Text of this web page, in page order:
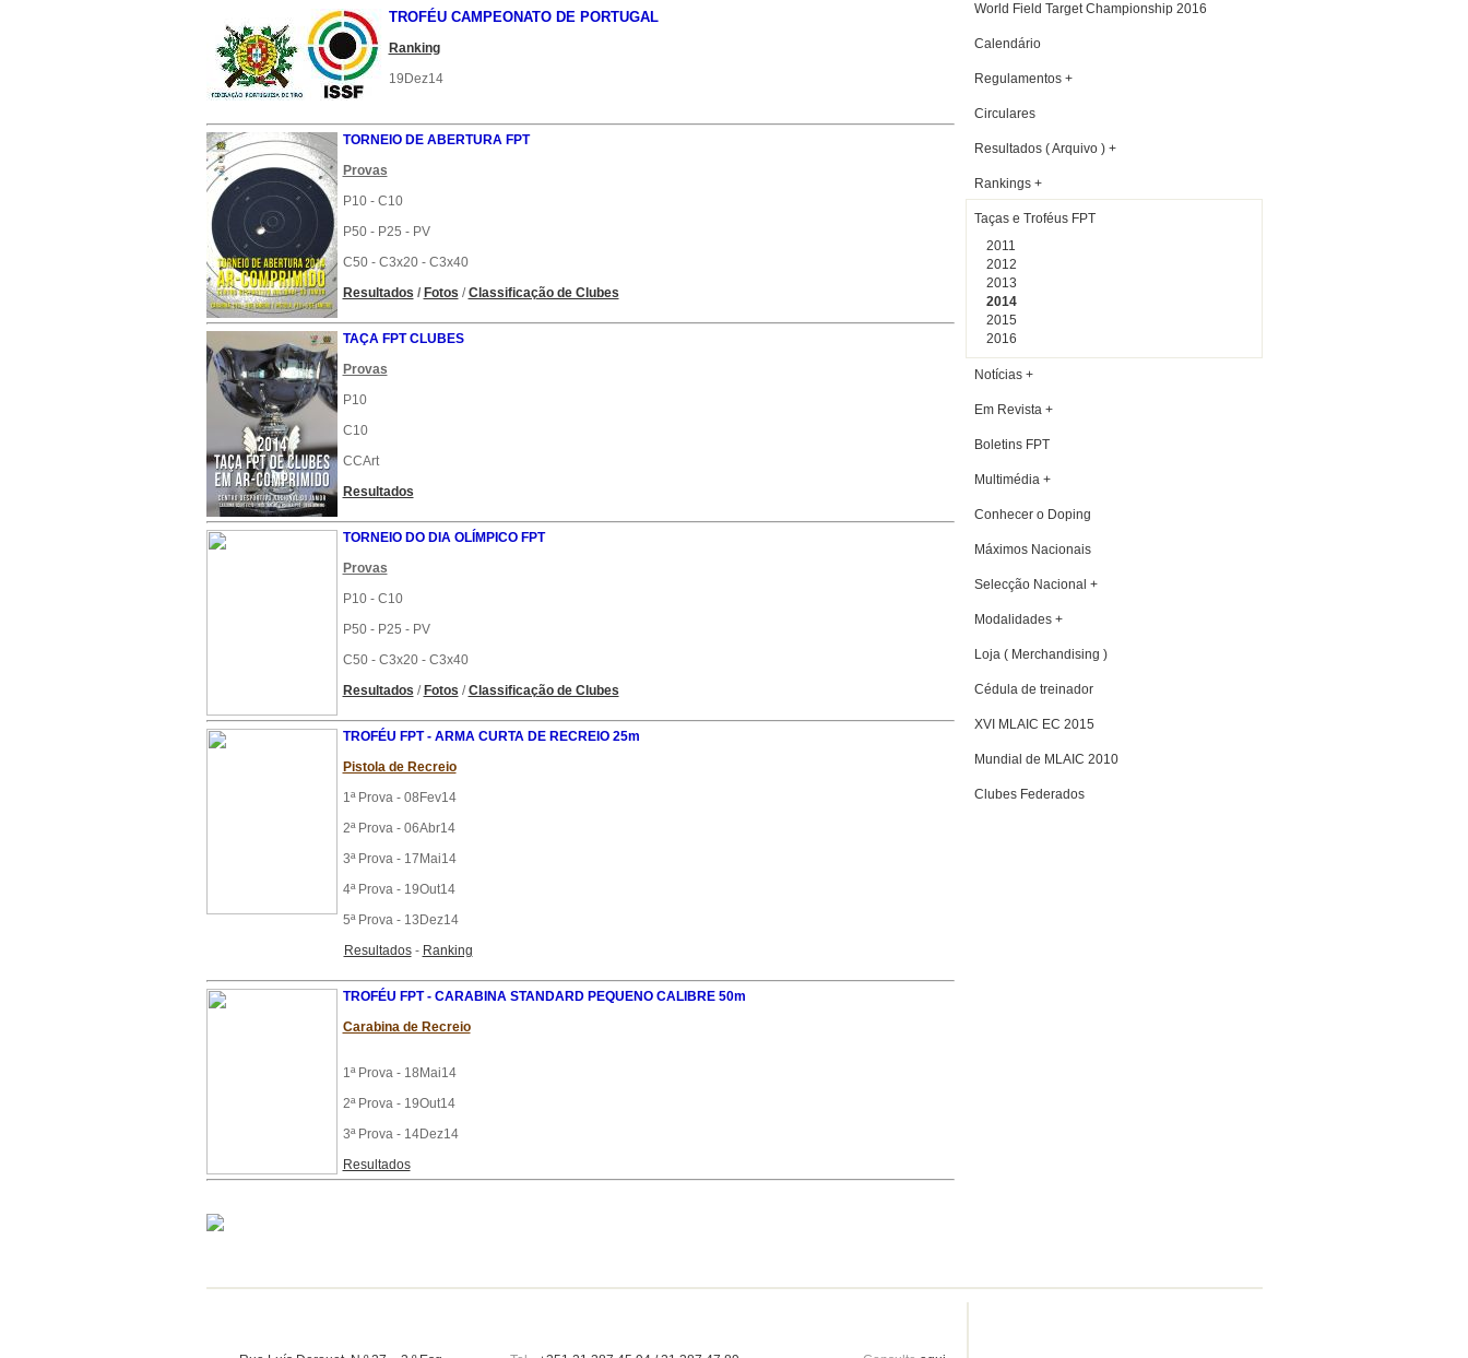
TROFÉU CAMPEONATO DE PORTUGAL
Ranking
19Dez14
TORNEIO DE ABERTURA FPT
Provas
P10 - C10
P50 - P25 - PV
C50 - C3x20 - C3x40
Resultados / Fotos /Classificação de Clubes
TAÇA FPT CLUBES
Provas
P10
C10
CCArt
Resultados
TORNEIO DO DIA OLÍMPICO FPT
Provas
P10 - C10
P50 - P25 - PV
C50 - C3x20 - C3x40
Resultados / Fotos /Classificação de Clubes
TROFÉU FPT - ARMA CURTA DE RECREIO 25m
Pistola de Recreio
1ª Prova - 08Fev14
2ª Prova - 06Abr14
3ª Prova - 17Mai14
4ª Prova - 19Out14
5ª Prova - 13Dez14
Resultados- Ranking
TROFÉU FPT - CARABINA STANDARD PEQUENO CALIBRE 50m
Carabina de Recreio
1ª Prova - 18Mai14
2ª Prova - 19Out14
3ª Prova - 14Dez14
Resultados
World Field Target Championship 2016
Calendário
Regulamentos +
Circulares
Resultados ( Arquivo ) +
Rankings +
Taças e Troféus FPT
2011
2012
2013
2014
2015
2016
Notícias +
Em Revista +
Boletins FPT
Multimédia +
Conhecer o Doping
Máximos Nacionais
Selecção Nacional +
Modalidades +
Loja ( Merchandising )
Cédula de treinador
XVI MLAIC EC 2015
Mundial de MLAIC 2010
Clubes Federados